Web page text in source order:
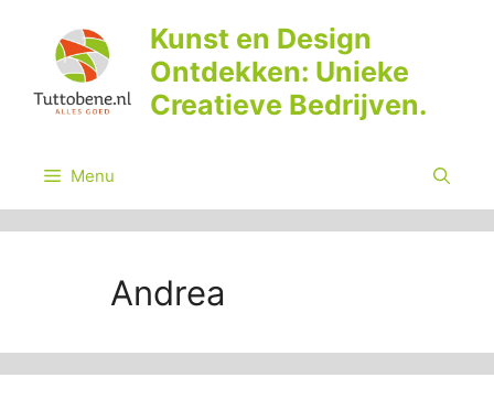
inhoud
Kunst en Design
Ontdekken: Unieke
Creatieve Bedrijven.
Menu
Andrea